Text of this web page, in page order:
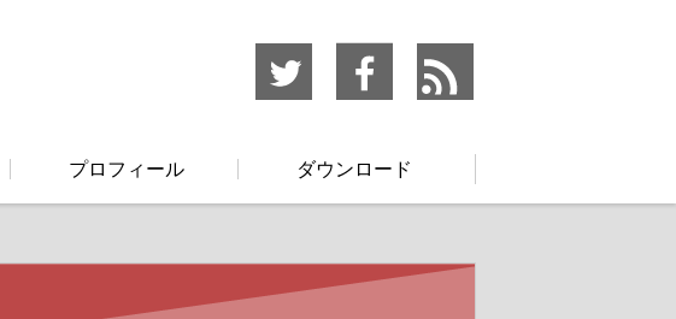
プロフィール ダウンロード